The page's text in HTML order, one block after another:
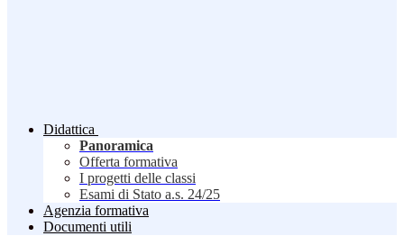
Didattica
Panoramica
Offerta formativa
I progetti delle classi
Esami di Stato a.s. 24/25
Agenzia formativa
Documenti utili